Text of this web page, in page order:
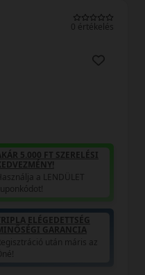
0 értékelés
5.000 FT SZERELÉSI
a LENDÜLET
ELÉGEDETTSÉG
GARANCIA
után máris az